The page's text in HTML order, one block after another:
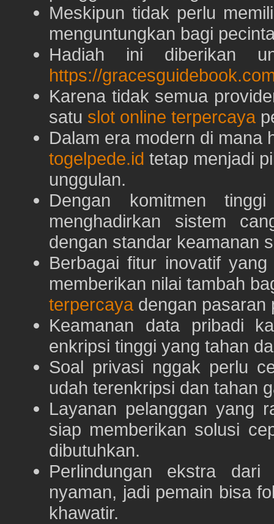
Meskipun tidak perlu
menguntungkan bagi
Hadiah ini diberikan
https://
Karena tidak semua
satu slot online terpercaya
Dalam era modern di mana
togelpede.id tetap menjadi
unggulan.
Dengan komitmen
menghadirkan sistem
dengan standar keamanan
Berbagai fitur inovatif
memberikan nilai tambah
terpercaya dengan pasaran
Keamanan data pribadi
enkripsi tinggi yang tahan
Soal privasi nggak perlu
udah terenkripsi dan tahan
Layanan pelanggan yang
siap memberikan solusi
dibutuhkan.
Perlindungan ekstra dari
nyaman, jadi pemain bisa
khawatir.